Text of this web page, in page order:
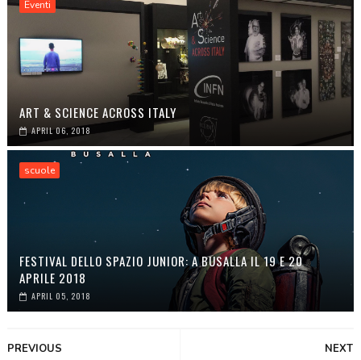
Eventi
ART & SCIENCE ACROSS ITALY
APRIL 06, 2018
scuole
FESTIVAL DELLO SPAZIO JUNIOR: A BUSALLA IL 19 E 20
APRILE 2018
APRIL 05, 2018
NEXT
PREVIOUS